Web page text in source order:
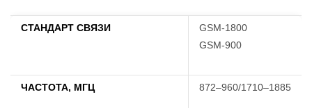
СТАНДАРТ СВЯЗИ
GSM-1800
GSM-900
ЧАСТОТА, МГЦ 872–960/1710–1885